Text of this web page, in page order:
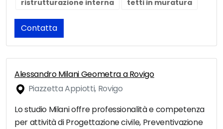
ristrutturazione interna
tetti in muratura
Contatta
Alessandro Milani Geometra a Rovigo
Piazzetta Appiotti, Rovigo
Lo studio Milani offre professionalità e competenza
per attività di Progettazione civile, Preventivazione